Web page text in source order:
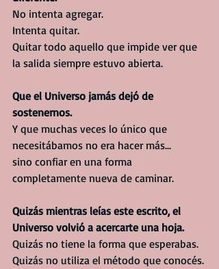
No intenta agregar.
Intenta quitar.
Quitar todo aquello que impide ver que
la salida siempre estuvo abierta.
Que el Universo jamás dejó de
sostenernos.
Y que muchas veces lo único que
necesitábamos no era hacer más...
sino confiar en una forma
completamente nueva de caminar.
Quizás mientras leías este escrito, el
Universo volvió a acercarte una hoja.
Quizás no tiene la forma que esperabas.
Quizás no utiliza el método que conocés.